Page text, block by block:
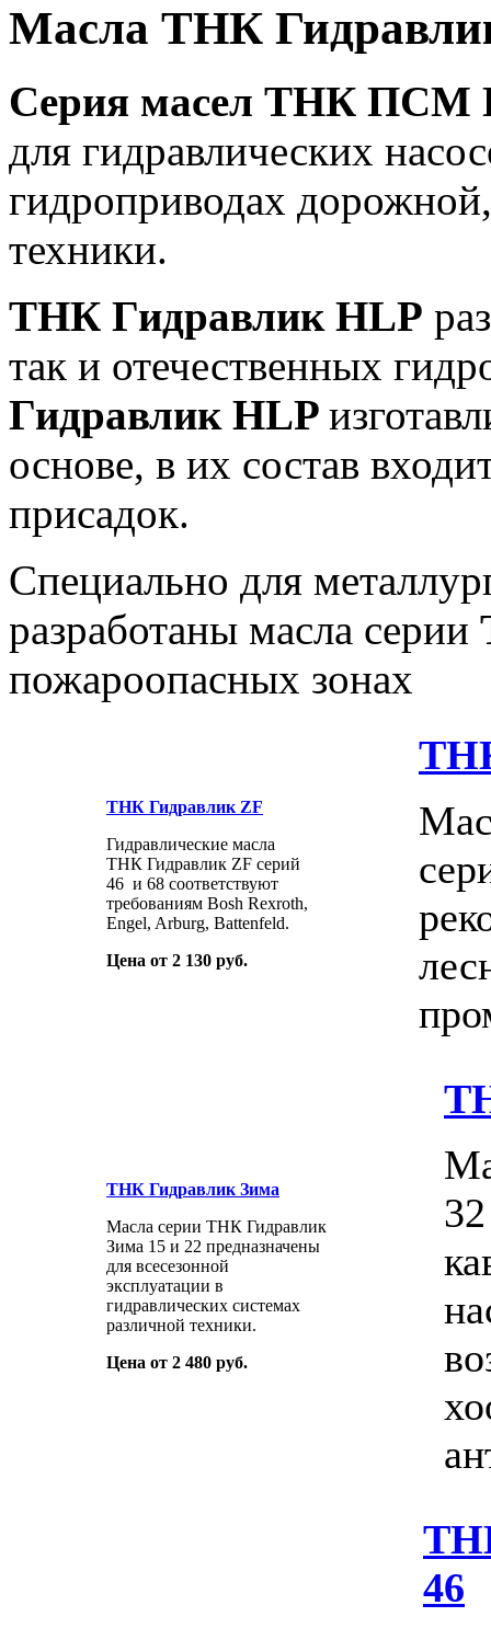
Масла ТНК
Серия масел ТНК ПСМ
для гидравлических
гидроприводах
техники.
ТНК Гидравлик HLP
так и отечественных
Гидравлик HLP
основе, в их состав
присадок.
Специально для
разработаны масла серии
пожароопасных зонах
ТНК Гидравлик ZF
Гидравлические масла
ТНК Гидравлик ZF серий
46 и 68 соответствуют
требованиям Bosh Rexroth,
Engel, Arburg, Battenfeld.
Цена от 2 130 руб.
ТНК Гидравлик Зима
Масла серии ТНК Гидравлик
Зима 15 и 22 предназначены
для всесезонной
эксплуатации в
гидравлических системах
различной техники.
Цена от 2 480 руб.
46